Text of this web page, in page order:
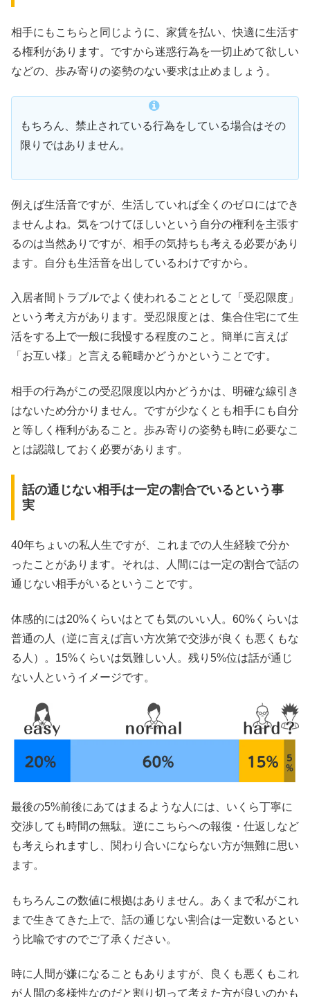
相手にもこちらと同じように、家賃を払い、快適に生活す
る権利があります。ですから迷惑行為を一切止めて欲しい
などの、歩み寄りの姿勢のない要求は止めましょう。
もちろん、禁止されている行為をしている場合はその
限りではありません。
例えば生活音ですが、生活していれば全くのゼロにはでき
ませんよね。気をつけてほしいという自分の権利を主張す
るのは当然ありですが、相手の気持ちも考える必要があり
ます。自分も生活音を出しているわけですから。
入居者間トラブルでよく使われることとして「受忍限度」
という考え方があります。受忍限度とは、集合住宅にて生
活をする上で一般に我慢する程度のこと。簡単に言えば
「お互い様」と言える範疇かどうかということです。
相手の行為がこの受忍限度以内かどうかは、明確な線引き
はないため分かりません。ですが少なくとも相手にも自分
と等しく権利があること。歩み寄りの姿勢も時に必要なこ
とは認識しておく必要があります。
話の通じない相手は一定の割合でいるという事
実
40年ちょいの私人生ですが、これまでの人生経験で分か
ったことがあります。それは、人間には一定の割合で話の
通じない相手がいるということです。
体感的には20%くらいはとても気のいい人。60%くらいは
普通の人（逆に言えば言い方次第で交渉が良くも悪くもな
る人）。15%くらいは気難しい人。残り5%位は話が通じ
ない人というイメージです。
最後の5%前後にあてはまるような人には、いくら丁寧に
交渉しても時間の無駄。逆にこちらへの報復・仕返しなど
も考えられますし、関わり合いにならない方が無難に思い
ます。
もちろんこの数値に根拠はありません。あくまで私がこれ
まで生きてきた上で、話の通じない割合は一定数いるとい
う比喩ですのでご了承ください。
時に人間が嫌になることもありますが、良くも悪くもこれ
が人間の多様性なのだと割り切って考えた方が良いのかも